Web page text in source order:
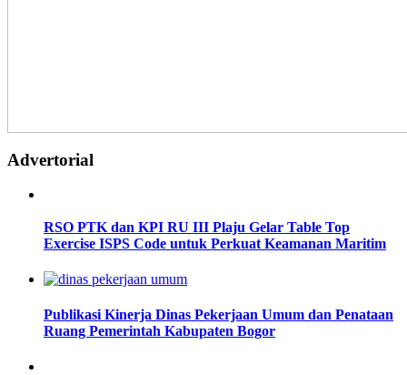
Advertorial
RSO PTK dan KPI RU III Plaju Gelar Table Top
Exercise ISPS Code untuk Perkuat Keamanan Maritim
Publikasi Kinerja Dinas Pekerjaan Umum dan Penataan
Ruang Pemerintah Kabupaten Bogor